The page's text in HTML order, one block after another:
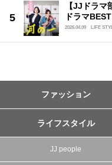
【JJドラ
ドラマBEST
2026.04.09 LIFE
ファッション
ライフスタイル
JJ people